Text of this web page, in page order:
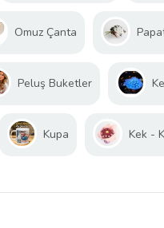
Omuz Çanta
Peluş Buketler
Kupa Kek -